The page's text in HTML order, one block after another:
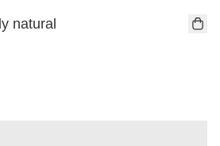
natural